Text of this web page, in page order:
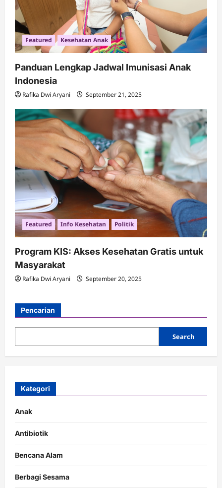
Featured Kesehatan Anak
Panduan Lengkap Jadwal Imunisasi Anak
Indonesia
Rafika Dwi Aryani September 21, 2025
Featured Info Kesehatan Politik
Program KIS: Akses Kesehatan Gratis untuk
Masyarakat
Rafika Dwi Aryani September 20, 2025
Pencarian
Search
Kategori
Anak
Antibiotik
Bencana Alam
Berbagi Sesama